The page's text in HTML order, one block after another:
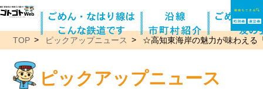
TOP ピックアップニュース ☆高知東海岸の魅力が味わえる
ピックアップニュース